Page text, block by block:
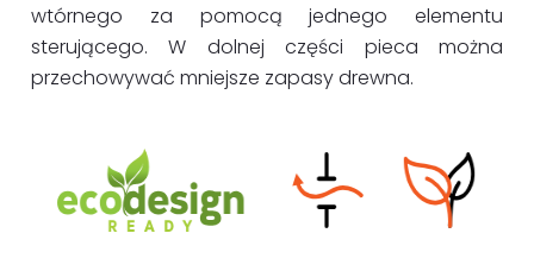
wtórnego za pomocą jednego elementu
sterującego. W dolnej części pieca można
przechowywać mniejsze zapasy drewna.